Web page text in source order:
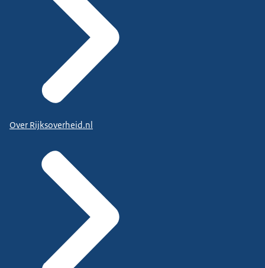
Over Rijksoverheid.nl